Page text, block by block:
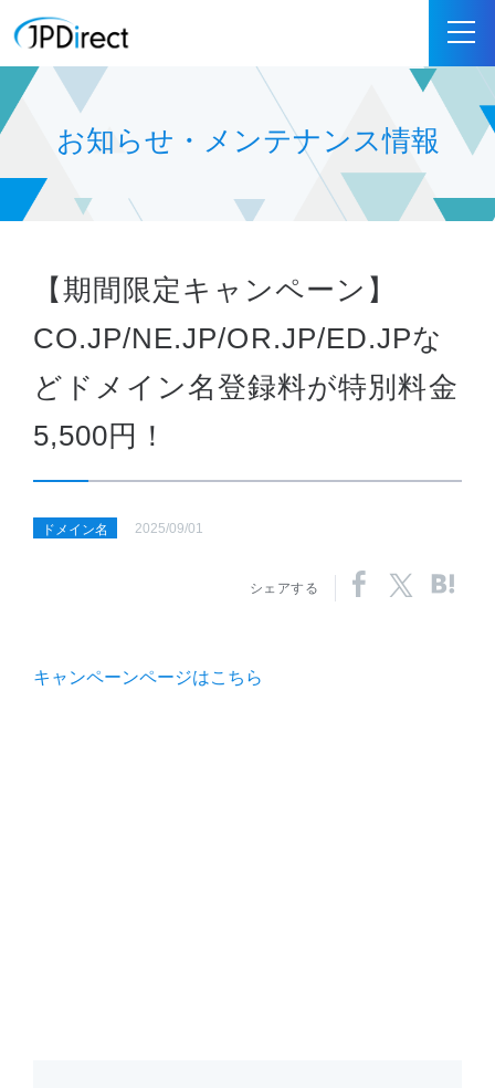
お知らせ・メンテナンス情報
【期間限定キャンペーン】
CO.JP/NE.JP/OR.JP/ED.JPな
どドメイン名登録料が特別料金
5,500円！
ドメイン名 2025/09/01
シェアする
キャンペーンページはこちら